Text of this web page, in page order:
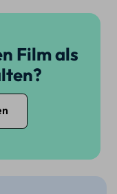
Film als